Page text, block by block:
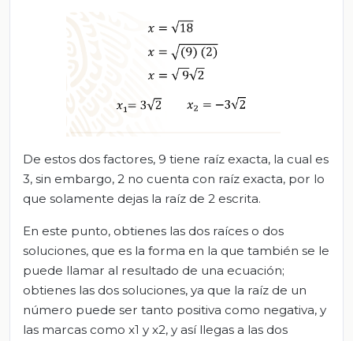
De estos dos factores, 9 tiene raíz exacta, la cual es
3, sin embargo, 2 no cuenta con raíz exacta, por lo
que solamente dejas la raíz de 2 escrita.
En este punto, obtienes las dos raíces o dos
soluciones, que es la forma en la que también se le
puede llamar al resultado de una ecuación;
obtienes las dos soluciones, ya que la raíz de un
número puede ser tanto positiva como negativa, y
las marcas como x1 y x2, y así llegas a las dos